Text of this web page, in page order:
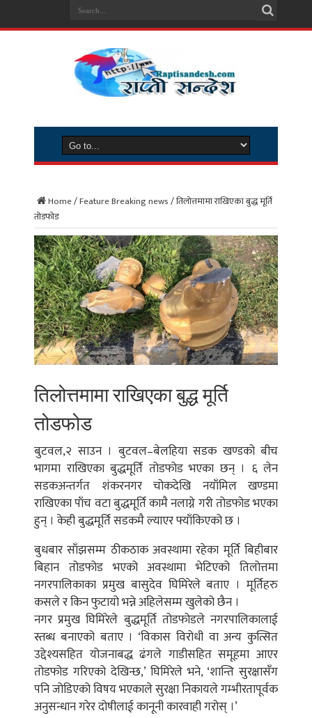
Home/Feature Breaking news/तिलोत्तमामा राखिएका बुद्ध मूर्ति
तोडफोड
तिलोत्तमामा राखिएका बुद्ध मूर्ति
तोडफोड
बुटवल,२ साउन । बुटवल–बेलहिया सडक खण्डको बीच
भागमा राखिएका बुद्धमूर्ति तोडफोड भएका छन् । ६ लेन
सडकअन्तर्गत शंकरनगर चोकदेखि नयाँमिल खण्डमा
राखिएका पाँच वटा बुद्धमूर्ति कामै नलाग्ने गरी तोडफोड भएका
हुन् । केही बुद्धमूर्ति सडकमै ल्याएर फ्याँकिएको छ ।
बुधबार साँझसम्म ठीकठाक अवस्थामा रहेका मूर्ति बिहीबार
बिहान तोडफोड भएको अवस्थामा भेटिएको तिलोत्तमा
नगरपालिकाका प्रमुख बासुदेव घिमिरेले बताए । मूर्तिहरु
कसले र किन फुटायो भन्ने अहिलेसम्म खुलेको छैन ।
नगर प्रमुख घिमिरेले बुद्धमूर्ति तोडफोडले नगरपालिकालाई
स्तब्ध बनाएको बताए । ‘विकास विरोधी वा अन्य कुत्सित
उद्देश्यसहित योजनाबद्ध ढंगले गाडीसहित समूहमा आएर
तोडफोड गरिएको देखिन्छ,’ घिमिरेले भने, ‘शान्ति सुरक्षासँग
पनि जोडिएको विषय भएकाले सुरक्षा निकायले गम्भीरतापूर्वक
अनुसन्धान गरेर दोषीलाई कानूनी कारवाही गरोस् ।’